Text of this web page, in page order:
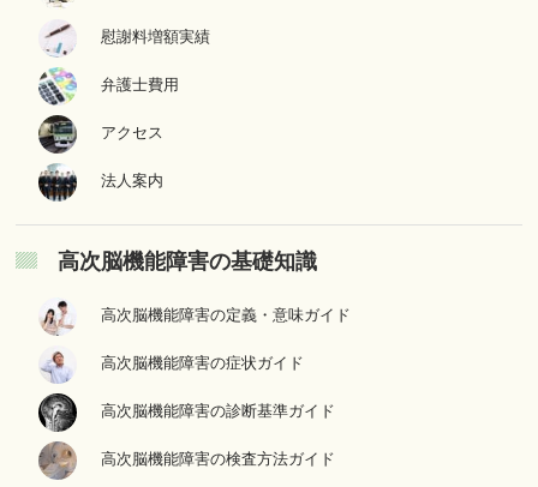
慰謝料増額実績
弁護士費用
アクセス
法人案内
高次脳機能障害の基礎知識
高次脳機能障害の定義・意味ガイド
高次脳機能障害の症状ガイド
高次脳機能障害の診断基準ガイド
高次脳機能障害の検査方法ガイド